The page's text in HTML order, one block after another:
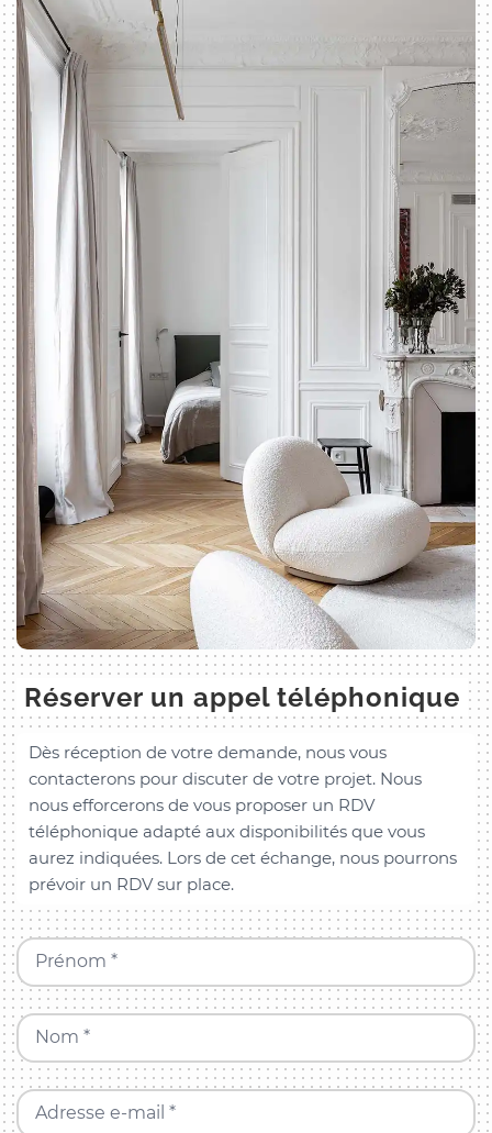
Réserver un appel téléphonique
Dès réception de votre demande, nous vous
contacterons pour discuter de votre projet. Nous
nous efforcerons de vous proposer un RDV
téléphonique adapté aux disponibilités que vous
aurez indiquées. Lors de cet échange, nous pourrons
prévoir un RDV sur place.
Prénom *
Nom *
Adresse e-mail *